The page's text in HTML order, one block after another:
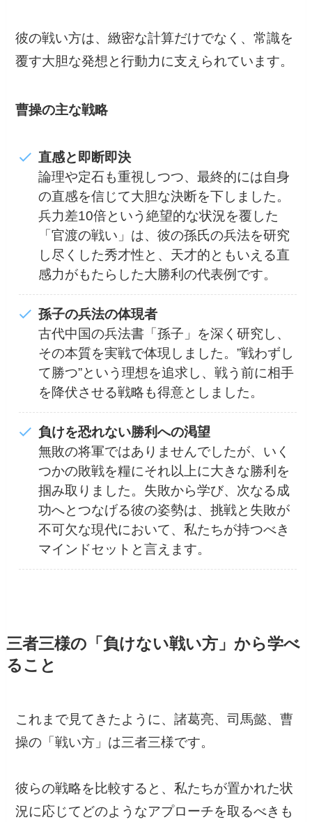
彼の戦い方は、緻密な計算だけでなく、常識を
覆す大胆な発想と行動力に支えられています。
曹操の主な戦略
直感と即断即決
論理や定石も重視しつつ、最終的には自身
の直感を信じて大胆な決断を下しました。
兵力差10倍という絶望的な状況を覆した
「官渡の戦い」は、彼の孫氏の兵法を研究
し尽くした秀才性と、天才的ともいえる直
感力がもたらした大勝利の代表例です。
孫子の兵法の体現者
古代中国の兵法書「孫子」を深く研究し、
その本質を実戦で体現しました。”戦わずし
て勝つ”という理想を追求し、戦う前に相手
を降伏させる戦略も得意としました。
負けを恐れない勝利への渇望
無敗の将軍ではありませんでしたが、いく
つかの敗戦を糧にそれ以上に大きな勝利を
掴み取りました。失敗から学び、次なる成
功へとつなげる彼の姿勢は、挑戦と失敗が
不可欠な現代において、私たちが持つべき
マインドセットと言えます。
三者三様の「負けない戦い方」から学べ
ること
これまで見てきたように、諸葛亮、司馬懿、曹
操の「戦い方」は三者三様です。
彼らの戦略を比較すると、私たちが置かれた状
況に応じてどのようなアプローチを取るべきも